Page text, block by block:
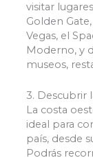
visitar
Golden
Vegas, el
Moderno, y
museos,
3. Descubrir
La costa
ideal para
país, desde
Podrás